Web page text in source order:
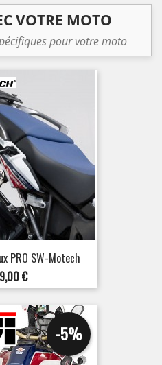
VOTRE MOTO
pour votre moto
PRO SW-Motech
€
-5%